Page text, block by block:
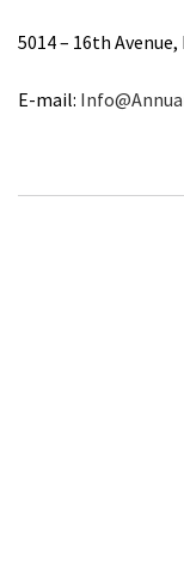
5014 – 16th Avenue,
E-mail: